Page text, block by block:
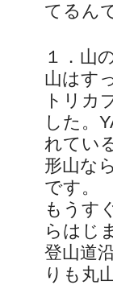
てるん
１．山
山はす
トリカ
した。
れてい
形山な
です。
もうす
らはじ
登山道
りも丸